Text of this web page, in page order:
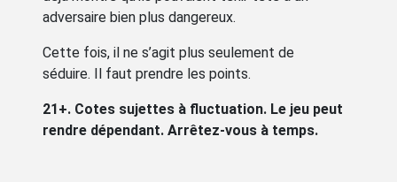
adversaire bien plus dangereux.
Cette fois, il ne s’agit plus seulement de
séduire. Il faut prendre les points.
21+. Cotes sujettes à fluctuation. Le jeu peut
rendre dépendant. Arrêtez-vous à temps.